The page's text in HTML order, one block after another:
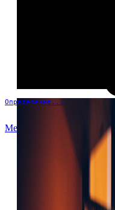
Определение...
Меню